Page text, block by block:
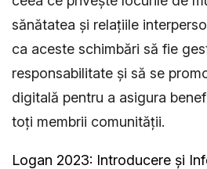
sănătatea și relațiile
ca aceste schimbări să fie
responsabilitate și să se
digitală pentru a asigura
toți membrii comunității.
Logan 2023: Introducere și